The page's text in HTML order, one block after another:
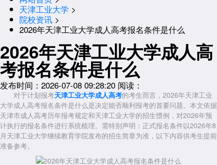
天津工业大学 >
院校资讯 >
2026年天津工业大学成人高考报名条件是什么
2026年天津工业大学成人高
考报名条件是什么
发布时间：2026-07-08 09:28:20 阅读：
对于计划报考天津工业大学成人高考的考生而言，2026年天津工业
大学成人高考报名条件是什么是决定能否顺利报考的首要问题。本文依据
天津市成人高考历年报考规定和天津工业大学的招生惯例，对2026年预
计执行的报名条件进行系统梳理。需特别声明：正式报名条件以2026年8
月天津工业大学继续教育学院发布的招生简章为准，以下内容供考生提前
准备参考。